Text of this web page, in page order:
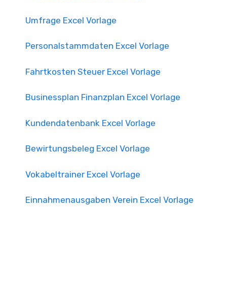
Umfrage Excel Vorlage
Personalstammdaten Excel Vorlage
Fahrtkosten Steuer Excel Vorlage
Businessplan Finanzplan Excel Vorlage
Kundendatenbank Excel Vorlage
Bewirtungsbeleg Excel Vorlage
Vokabeltrainer Excel Vorlage
Einnahmenausgaben Verein Excel Vorlage